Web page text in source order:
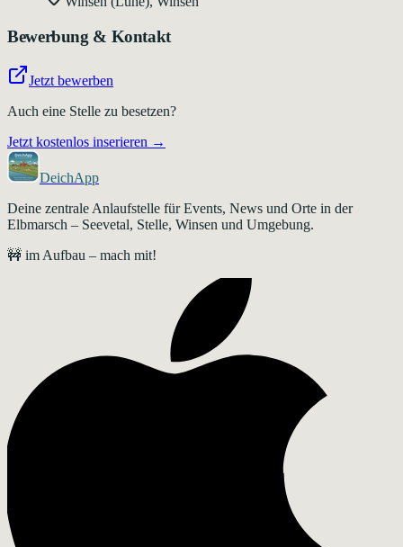
Bewerbung & Kontakt
Jetzt bewerben
Auch eine Stelle zu besetzen?
Jetzt kostenlos inserieren →
DeichApp
Deine zentrale Anlaufstelle für Events, News und Orte in der
Elbmarsch – Seevetal, Stelle, Winsen und Umgebung.
🚧 im Aufbau – mach mit!